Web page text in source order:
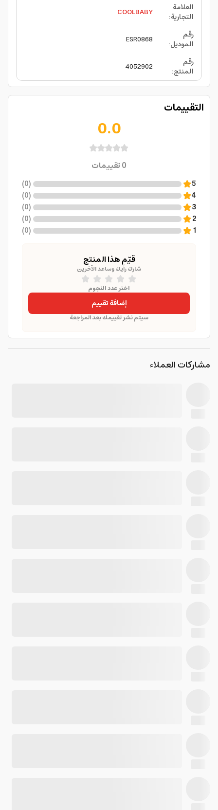
العلامة
التجارية:
COOLBABY
رقم
الموديل:
ESR0868
رقم
المنتج:
4052902
التقييمات
0.0
0تقييمات
5
(
0
)
4
(
0
)
3
(
0
)
2
(
0
)
1
(
0
)
قيّم هذا المنتج
شارك رأيك وساعد الآخرين
اختر عدد النجوم
إضافة تقييم
سيتم نشر تقييمك بعد المراجعة
مشاركات العملاء